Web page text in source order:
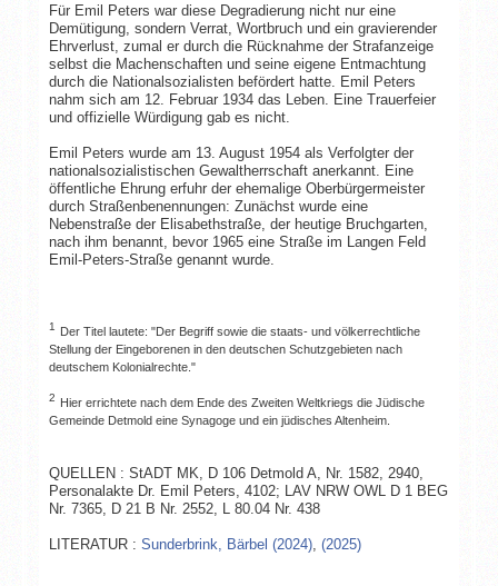
Für Emil Peters war diese Degradierung nicht nur eine
Demütigung, sondern Verrat, Wortbruch und ein gravierender
Ehrverlust, zumal er durch die Rücknahme der Strafanzeige
selbst die Machenschaften und seine eigene Entmachtung
durch die Nationalsozialisten befördert hatte. Emil Peters
nahm sich am 12. Februar 1934 das Leben. Eine Trauerfeier
und offizielle Würdigung gab es nicht.
Emil Peters wurde am 13. August 1954 als Verfolgter der
nationalsozialistischen Gewaltherrschaft anerkannt. Eine
öffentliche Ehrung erfuhr der ehemalige Oberbürgermeister
durch Straßenbenennungen: Zunächst wurde eine
Nebenstraße der Elisabethstraße, der heutige Bruchgarten,
nach ihm benannt, bevor 1965 eine Straße im Langen Feld
Emil-Peters-Straße genannt wurde.
1
Der Titel lautete: "Der Begriff sowie die staats- und völkerrechtliche
Stellung der Eingeborenen in den deutschen Schutzgebieten nach
deutschem Kolonialrechte."
2 Hier errichtete nach dem Ende des Zweiten Weltkriegs die Jüdische
Gemeinde Detmold eine Synagoge und ein jüdisches Altenheim.
QUELLEN : StADT MK, D 106 Detmold A, Nr. 1582, 2940,
Personalakte Dr. Emil Peters, 4102; LAV NRW OWL D 1 BEG
Nr. 7365, D 21 B Nr. 2552, L 80.04 Nr. 438
LITERATUR : Sunderbrink, Bärbel (2024), (2025)